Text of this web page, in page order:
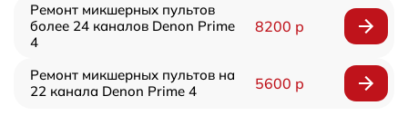
Ремонт микшерных пультов
более 24 каналов Denon Prime
4
8200 р
Ремонт микшерных пультов на
22 канала Denon Prime 4
5600 р